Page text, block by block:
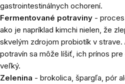
gastrointestinálnych ochorení.
Fermentované potraviny -
ako je napríklad kimchi nielen, že
skvelým zdrojom probiotík v
potravín sa môže líšiť, ich prínos
veľký.
Zelenina - brokolica, špargľa, pór